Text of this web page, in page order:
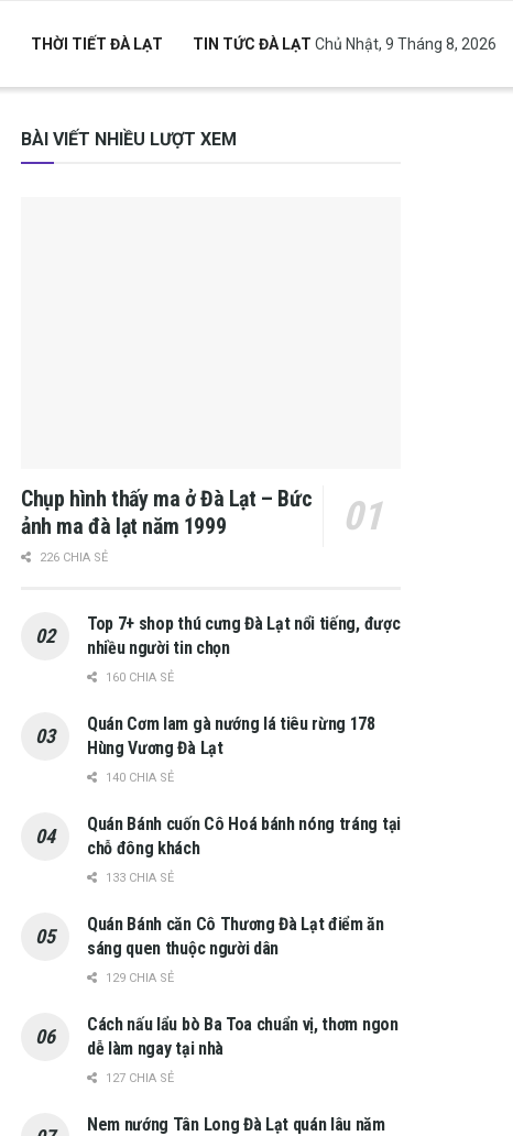
THỜI TIẾT ĐÀ LẠT TIN TỨC ĐÀ LẠT Chủ Nhật, 9 Tháng 8, 2026
BÀI VIẾT NHIỀU LƯỢT XEM
Chụp hình thấy ma ở Đà Lạt – Bức
ảnh ma đà lạt năm 1999
226 CHIA SẺ
Top 7+ shop thú cưng Đà Lạt nổi tiếng, được
nhiều người tin chọn
160 CHIA SẺ
Quán Cơm lam gà nướng lá tiêu rừng 178
Hùng Vương Đà Lạt
140 CHIA SẺ
Quán Bánh cuốn Cô Hoá bánh nóng tráng tại
chỗ đông khách
133 CHIA SẺ
Quán Bánh căn Cô Thương Đà Lạt điểm ăn
sáng quen thuộc người dân
129 CHIA SẺ
Cách nấu lẩu bò Ba Toa chuẩn vị, thơm ngon
dễ làm ngay tại nhà
127 CHIA SẺ
Nem nướng Tân Long Đà Lạt quán lâu năm